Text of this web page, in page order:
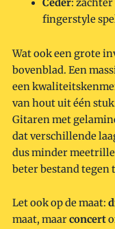
Ceder:
fingerstyle
Wat ook een grote
bovenblad. Een
een
van hout uit één
Gitaren met
dat verschillende
dus minder
beter bestand
Let ook op de maat:
maat, maarconcert